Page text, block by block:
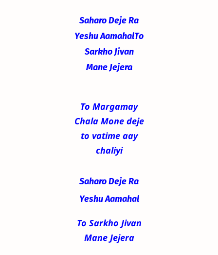
Saharo Deje Ra
Yeshu AamahalTo
Sarkho Jivan
Mane Jejera
To Margamay
Chala Mone deje
to vatime aay
chaliyi
Saharo Deje Ra
Yeshu Aamahal
To Sarkho Jivan
Mane Jejera